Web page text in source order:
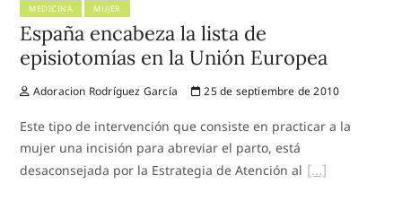
MEDICINA MUJER
España encabeza la lista de
episiotomías en la Unión Europea
Adoracion Rodríguez García 25 de septiembre de 2010
Este tipo de intervención que consiste en practicar a la
mujer una incisión para abreviar el parto, está
desaconsejada por la Estrategia de Atención al